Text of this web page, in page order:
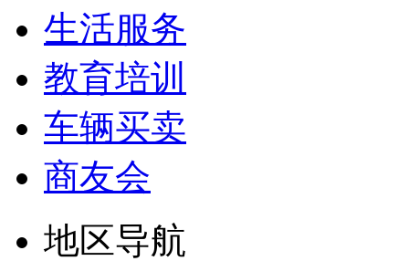
生活服务
教育培训
车辆买卖
商友会
地区导航